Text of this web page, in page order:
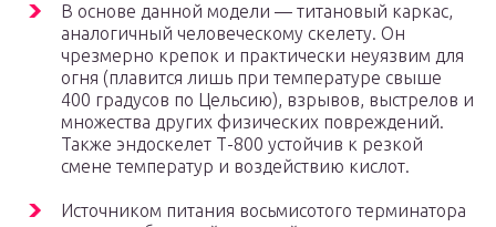
В основе данной модели — титановый каркас,
аналогичный человеческому скелету. Он
чрезмерно крепок и практически неуязвим для
огня (плавится лишь при температуре свыше
400 градусов по Цельсию), взрывов, выстрелов и
множества других физических повреждений.
Также эндоскелет Т-800 устойчив к резкой
смене температур и воздействию кислот.
Источником питания восьмисотого терминатора